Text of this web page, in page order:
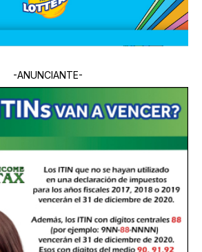
-ANUNCIANTE-